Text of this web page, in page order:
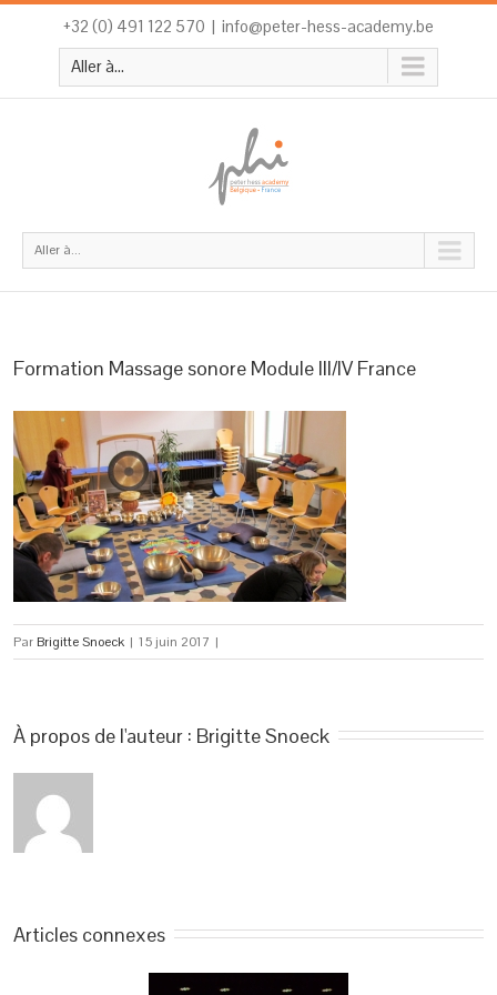
+32 (0) 491 122 570 | info@peter-hess-academy.be
Aller à...
Aller à...
Formation Massage sonore Module III/IV France
Par Brigitte Snoeck | 15 juin 2017 |
À propos de l'auteur : Brigitte Snoeck
Articles connexes